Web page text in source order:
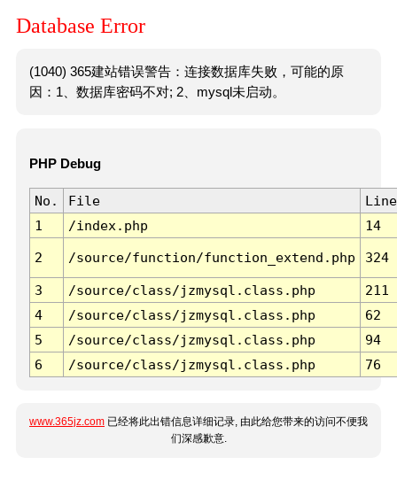
Database Error
(1040) 365建站错误警告：连接数据库失败，可能的原
因：1、数据库密码不对; 2、mysql未启动。
PHP Debug
No. File
Line
1
/index.php 14
2 /source/function/function_extend.php 324
3 /source/class/jzmysql.class.php
211
4
/source/class/jzmysql.class.php
62
5
/source/class/jzmysql.class.php
94
6
/source/class/jzmysql.class.php 76
www.365jz.com 已经将此出错信息详细记录, 由此给您带来的访问不便我
们深感歉意.